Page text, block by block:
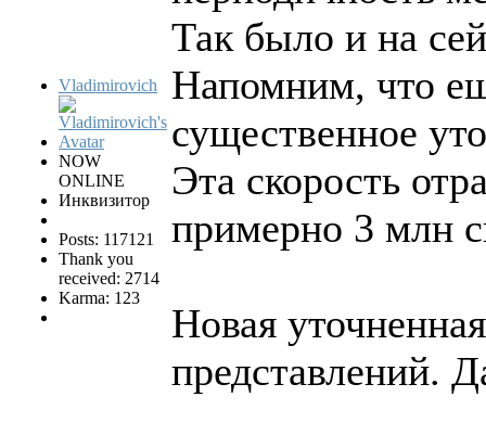
Vladimirovich
NOW
ONLINE
Инквизитор
Posts: 117121
Thank you
received: 2714
Karma: 123
Так было и на
Напомним, что
существенное
Эта скорость
примерно 3 млн
Новая
представлений.